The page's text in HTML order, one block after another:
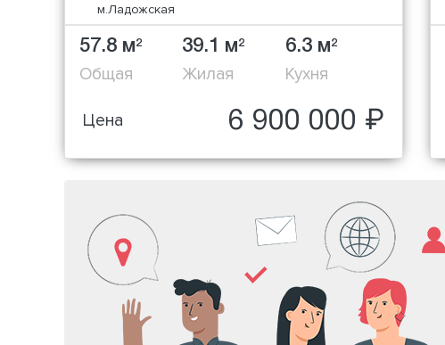
м.Ладожская
57.8 м2
Общая
39.1 м2
Жилая
6.3 м2
Кухня
Цена 6 900 000 ₽